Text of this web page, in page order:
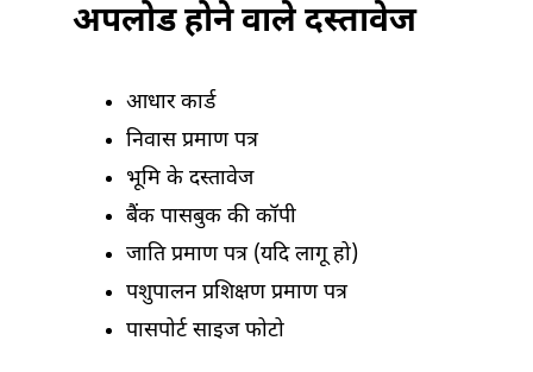
अपलोड होने वाले दस्तावेज
आधार कार्ड
निवास प्रमाण पत्र
भूमि के दस्तावेज
बैंक पासबुक की कॉपी
जाति प्रमाण पत्र (यदि लागू हो)
पशुपालन प्रशिक्षण प्रमाण पत्र
पासपोर्ट साइज फोटो